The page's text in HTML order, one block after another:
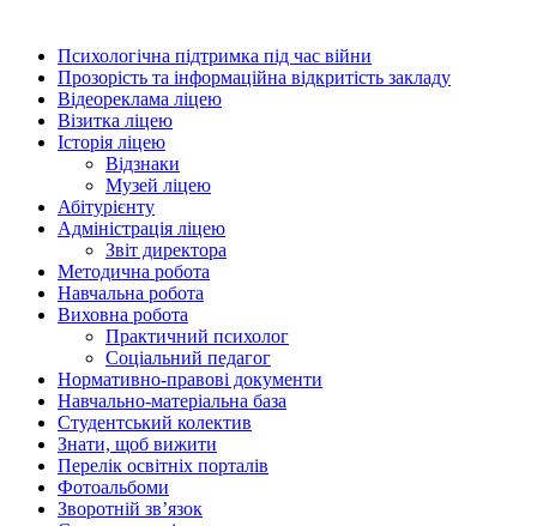
Психологічна підтримка під час війни
Прозорість та інформаційна відкритість закладу
Відеореклама ліцею
Візитка ліцею
Історія ліцею
Відзнаки
Музей ліцею
Абітурієнту
Адміністрація ліцею
Звіт директора
Методична робота
Навчальна робота
Виховна робота
Практичний психолог
Соціальний педагог
Нормативно-правові документи
Навчально-матеріальна база
Студентський колектив
Знати, щоб вижити
Перелік освітніх порталів
Фотоальбоми
Зворотній зв’язок